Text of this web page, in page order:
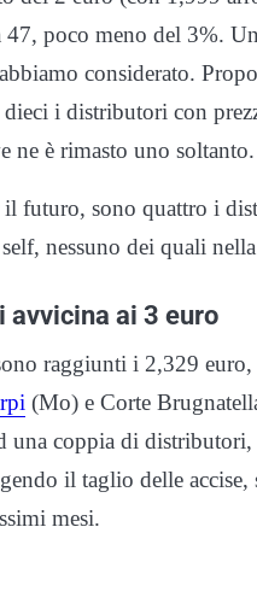
poco meno del 3%.
considerato.
i distributori con
ne è rimasto uno soltanto.
il futuro, sono quattro i
nessuno dei quali nella
avvicina ai 3 euro
raggiunti i 2,329
(Mo) e Corte
una coppia di distributori,
il taglio delle
mesi.